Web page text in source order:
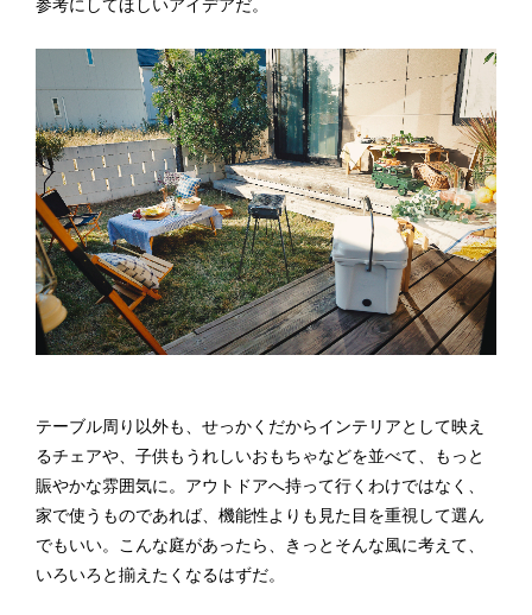
参考にしてほしいアイデアだ。
テーブル周り以外も、せっかくだからインテリアとして映え
るチェアや、子供もうれしいおもちゃなどを並べて、もっと
賑やかな雰囲気に。アウトドアへ持って行くわけではなく、
家で使うものであれば、機能性よりも見た目を重視して選ん
でもいい。こんな庭があったら、きっとそんな風に考えて、
いろいろと揃えたくなるはずだ。